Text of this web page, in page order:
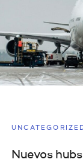
Nuevos